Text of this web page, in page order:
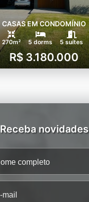
CASAS EM CONDOMÍNIO
270m² 5 dorms 5 suítes
R$ 3.180.000
Receba novidades